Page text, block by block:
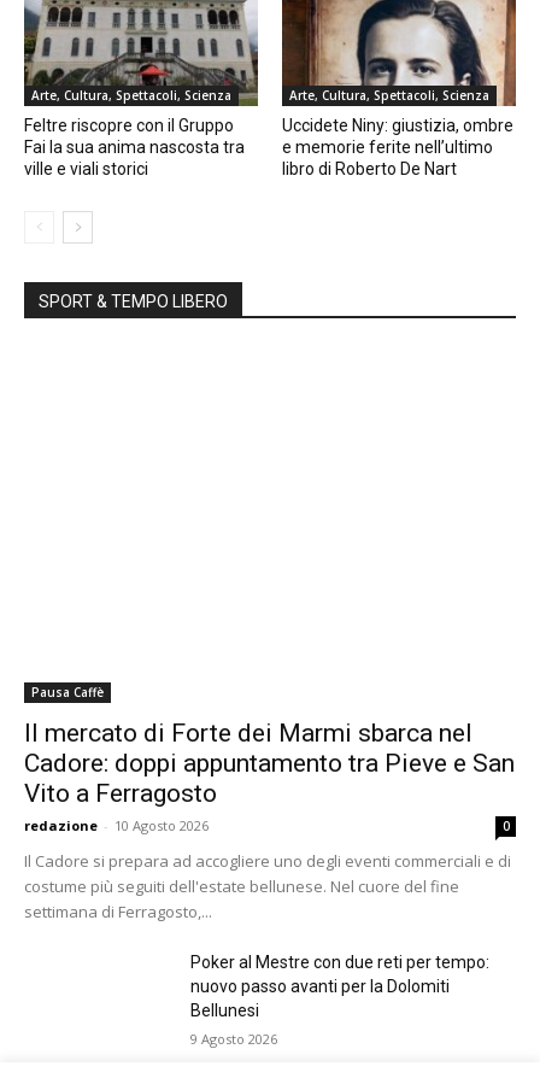
Arte, Cultura, Spettacoli, Scienza
Feltre riscopre con il Gruppo
Fai la sua anima nascosta tra
ville e viali storici
Arte, Cultura, Spettacoli, Scienza
Uccidete Niny: giustizia, ombre
e memorie ferite nell’ultimo
libro di Roberto De Nart
SPORT & TEMPO LIBERO
Pausa Caffè
Il mercato di Forte dei Marmi sbarca nel
Cadore: doppi appuntamento tra Pieve e San
Vito a Ferragosto
redazione - 10 Agosto 2026 0
Il Cadore si prepara ad accogliere uno degli eventi commerciali e di
costume più seguiti dell'estate bellunese. Nel cuore del fine
settimana di Ferragosto,...
Poker al Mestre con due reti per tempo:
nuovo passo avanti per la Dolomiti
Bellunesi
9 Agosto 2026